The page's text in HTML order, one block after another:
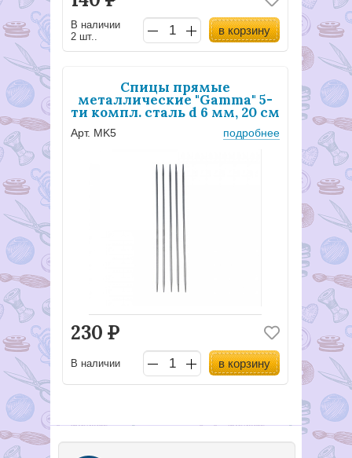
В наличии
2 шт..
в корзину
Спицы прямые
металлические "Gamma" 5-
ти компл. сталь d 6 мм, 20 см
Арт. MK5 подробнее
230 Р
В наличии в корзину